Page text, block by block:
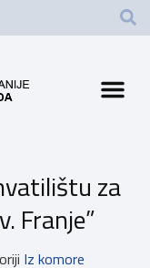
za
Franje”
Iz komore